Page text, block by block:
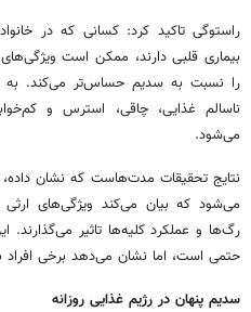
راستوگی تاکید کرد: کسانی که در
بیماری قلبی دارند، ممکن است
را نسبت به سدیم حساس‌تر می‌کند. به
ناسالم غذایی، چاقی، استرس و
می‌شود.
نتایج تحقیقات مدت‌هاست که نشان داده،
می‌شود که بیان می‌کند ویژگی‌های
رگ‌ها و عملکرد کلیه‌ها تاثیر
حتمی است، اما نشان می‌دهد برخی افراد
سدیم پنهان در رژیم غذایی روزانه